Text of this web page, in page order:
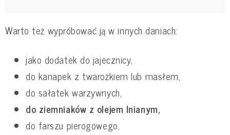
Warto też wypróbować ją w innych daniach:
jako dodatek do jajecznicy,
do kanapek z twarożkiem lub masłem,
do sałatek warzywnych,
do ziemniaków z olejem lnianym,
do farszu pierogowego,